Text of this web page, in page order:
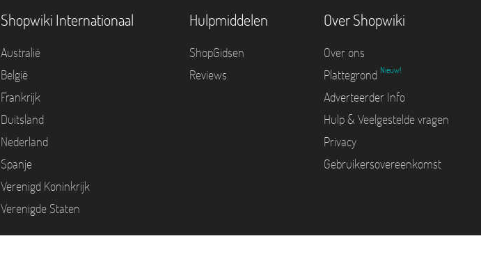
Shopwiki Internationaal
Australië
België
Frankrijk
Duitsland
Nederland
Spanje
Verenigd Koninkrijk
Verenigde Staten
Hulpmiddelen
ShopGidsen
Reviews
Over Shopwiki
Over ons
Plattegrond Nieuw!
Adverteerder Info
Hulp & Veelgestelde vragen
Privacy
Gebruikersovereenkomst